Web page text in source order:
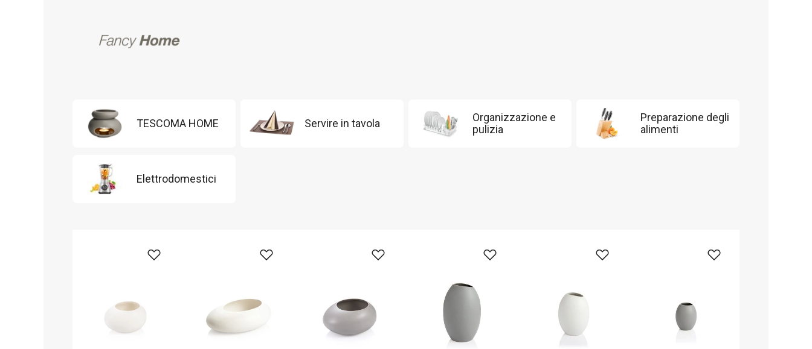
TESCOMA HOME Servire in tavola
Organizzazione e
pulizia
Preparazione degli
alimenti
Elettrodomestici